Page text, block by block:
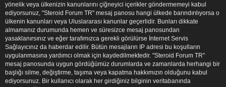
yönelik veya ülkenizin kanunlarını çiğneyici içerikler göndermemeyi kabul
ediyorsunuz, "Steroid Forum TR" mesaj panosu hangi ülkede barındırılıyorsa o
ülkenin kanunları veya Uluslararası kanunlar geçerlidir. Bunları dikkate
almamanız durumunda hemen ve süresizce mesaj panosundan
yasaklanırsınız ve eğer tarafımızca gerekli görülürse İnternet Servis
Sağlayıcınız da haberdar edilir. Bütün mesajların IP adresi bu koşulların
uygulanmasına yardımcı olmak için kaydedilmektedir. "Steroid Forum TR"
mesaj panosunda uygun gördüğümüz durumlarda ve zamanlarda herhangi bir
başlığı silme, değiştirme, taşıma veya kapatma hakkımızın olduğunu kabul
ediyorsunuz. Bir kullanıcı olarak her girdiğiniz bilginin veritabanında